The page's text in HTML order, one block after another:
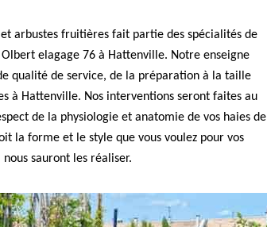
arbustes fruitières fait partie des spécialités de
elagage 76 à Hattenville. Notre enseigne
qualité de service, de la préparation à la taille
à Hattenville. Nos interventions seront faites au
de la physiologie et anatomie de vos haies de
la forme et le style que vous voulez pour vos
sauront les réaliser.